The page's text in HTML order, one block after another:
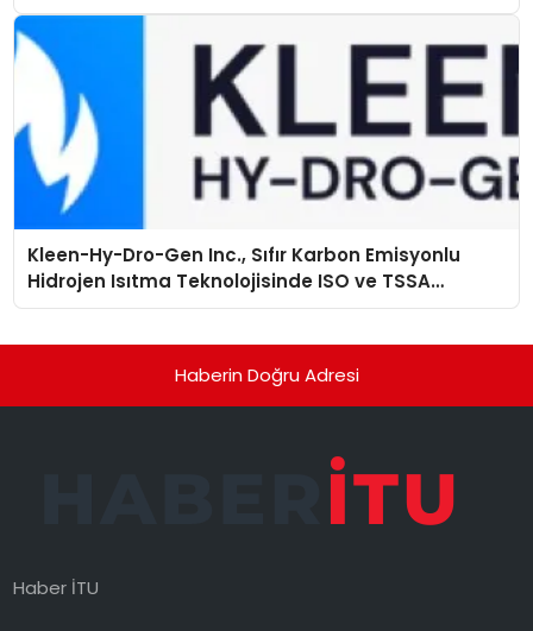
Kleen-Hy-Dro-Gen Inc., Sıfır Karbon Emisyonlu
Hidrojen Isıtma Teknolojisinde ISO ve TSSA
Düzenleyici Onaylarını Aldı
Haberin Doğru Adresi
Haber İTU